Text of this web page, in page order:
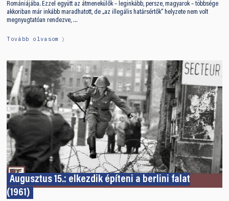
Romániájába. Ezzel együtt az átmenekülők – leginkább, persze, magyarok – többsége
akkoriban már inkább maradhatott, de „az illegális határsértők” helyzete nem volt
megnyugtatóan rendezve, …
Tovább olvasom
Augusztus 15.: elkezdik építeni a berlini falat
(1961)